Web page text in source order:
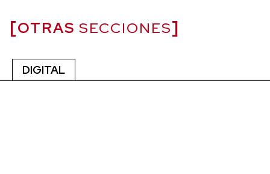
OTRAS SECCIONES
DIGITAL